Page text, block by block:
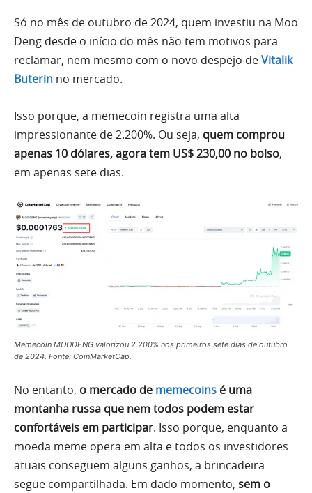
Só no mês de outubro de 2024, quem investiu na Moo
Deng desde o início do mês não tem motivos para
reclamar, nem mesmo com o novo despejo deVitalik
Buterin no mercado.
Isso porque, a memecoin registra uma alta
impressionante de 2.200%. Ou seja, quem comprou
apenas 10 dólares, agora tem US$ 230,00 no bolso,
em apenas sete dias.
Memecoin MOODENG valorizou 2.200% nos primeiros sete dias de outubro
de 2024. Fonte: CoinMarketCap.
No entanto, o mercado de memecoins é uma
montanha russa que nem todos podem estar
confortáveis em participar. Isso porque, enquanto a
moeda meme opera em alta e todos os investidores
atuais conseguem alguns ganhos, a brincadeira
segue compartilhada. Em dado momento, sem o